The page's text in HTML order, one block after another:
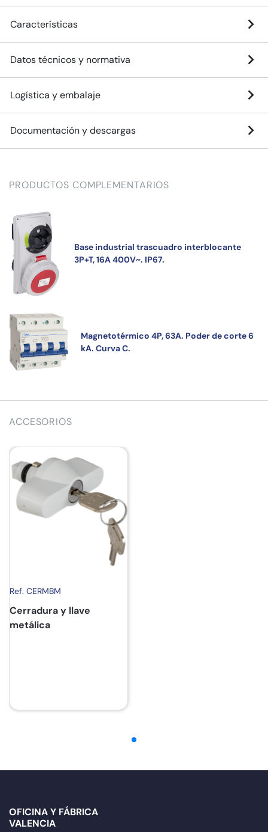
Características
Datos técnicos y normativa
Logística y embalaje
Documentación y descargas
PRODUCTOS COMPLEMENTARIOS
Base industrial trascuadro interblocante
3P+T, 16A 400V~. IP67.
Magnetotérmico 4P, 63A. Poder de corte 6
kA. Curva C.
ACCESORIOS
Ref. CERMBM
Cerradura y llave
metálica
OFICINA Y FÁBRICA
VALENCIA